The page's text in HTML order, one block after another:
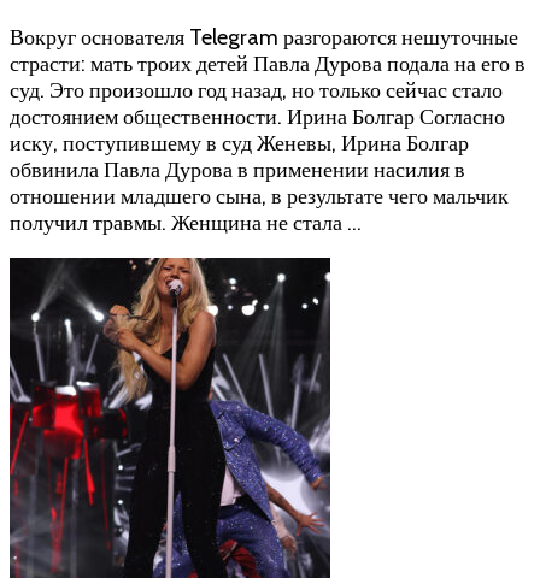
Вокруг основателя Telegram разгораются нешуточные
страсти: мать троих детей Павла Дурова подала на его в
суд. Это произошло год назад, но только сейчас стало
достоянием общественности. Ирина Болгар Согласно
иску, поступившему в суд Женевы, Ирина Болгар
обвинила Павла Дурова в применении насилия в
отношении младшего сына, в результате чего мальчик
получил травмы. Женщина не стала …